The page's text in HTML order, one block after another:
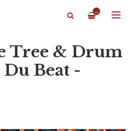
—
Tree & Drum
Beat -